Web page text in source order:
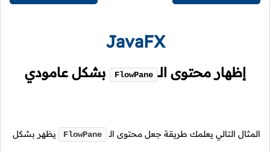
JavaFX
إظهار محتوى الـ FlowPane بشكل عامودي
المثال التالي يعلمك طريقة جعل محتوى الـ FlowPane يظهر بشكل